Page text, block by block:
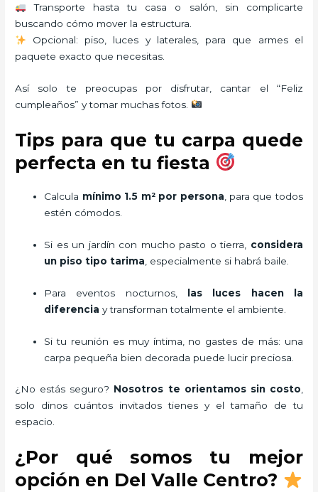
Transporte hasta tu casa o salón, sin complicarte
buscando cómo mover la estructura.
Opcional: piso, luces y laterales, para que armes el
paquete exacto que necesitas.
Así solo te preocupas por disfrutar, cantar el “Feliz
cumpleaños” y tomar muchas fotos.
Tips para que tu carpa quede
perfecta en tu fiesta
Calcula mínimo 1.5 m² por persona , para que todos
estén cómodos.
Si es un jardín con mucho pasto o tierra, considera
un piso tipo tarima , especialmente si habrá baile.
Para eventos nocturnos,
las luces hacen la
diferencia y transforman totalmente el ambiente.
Si tu reunión es muy íntima, no gastes de más: una
carpa pequeña bien decorada puede lucir preciosa.
¿No estás seguro? Nosotros te orientamos sin costo,
solo dinos cuántos invitados tienes y el tamaño de tu
espacio.
¿Por qué somos tu mejor
opción en Del Valle Centro?